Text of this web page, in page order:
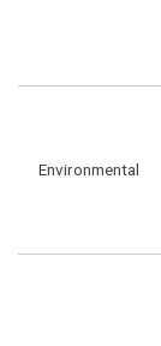
Environmental